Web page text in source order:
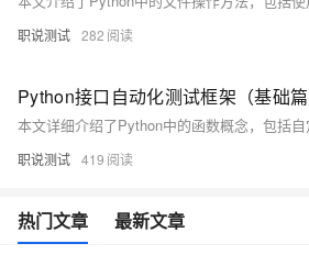
职说测试 282
职说测试 419
热门文章 最新文章